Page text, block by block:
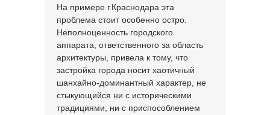
На примере г.Краснодара эта
проблема стоит особенно остро.
Неполноценность городского
аппарата, ответственного за область
архитектуры, привела к тому, что
застройка города носит хаотичный
шанхайно-доминантный характер, не
стыкующийся ни с историческими
традициями, ни с приспособлением